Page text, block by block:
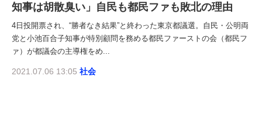
知事は胡散臭い」自民も都民ファも敗北の理由
4日投開票され、“勝者なき結果”と終わった東京都議選。自民・公明両
党と小池百合子知事が特別顧問を務める都民ファーストの会（都民フ
ァ）が都議会の主導権をめ...
2021.07.06 13:05 社会